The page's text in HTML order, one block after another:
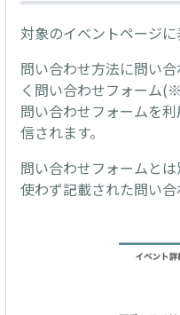
対象のイベントページ
問い合わせ方法に問い
く問い合わせフォーム
問い合わせフォームを
信されます。
問い合わせフォームと
使わず記載された問い